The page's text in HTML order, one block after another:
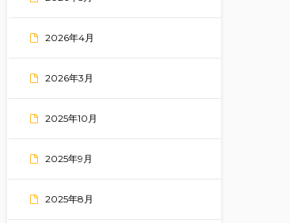
2026年4月
2026年3月
2025年10月
2025年9月
2025年8月